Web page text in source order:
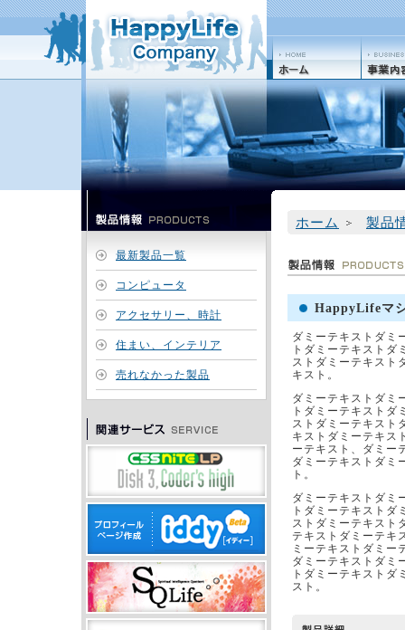
ホーム 製品
HappyLifeマ
ダミーテキストダミ
トダミーテキストダ
ストダミーテキスト
キスト。
ダミーテキストダミ
トダミーテキストダ
ストダミーテキスト
キストダミーテキス
ーテキスト、ダミー
ダミーテキストダミ
ト。
ダミーテキストダミ
トダミーテキストダ
ストダミーテキスト
テキストダミーテキ
ミーテキストダミー
ダミーテキストダミ
トダミーテキストダ
スト。
最新製品一覧
コンピュータ
アクセサリー、時計
住まい、インテリア
売れなかった製品